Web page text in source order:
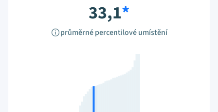
33,1*
průměrné percentilové umístění